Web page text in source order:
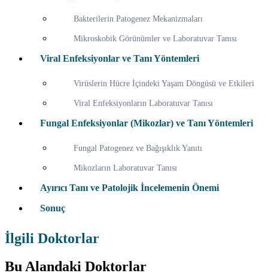
Bakterilerin Patogenez Mekanizmaları
Mikroskobik Görünümler ve Laboratuvar Tanısı
Viral Enfeksiyonlar ve Tanı Yöntemleri
Virüslerin Hücre İçindeki Yaşam Döngüsü ve Etkileri
Viral Enfeksiyonların Laboratuvar Tanısı
Fungal Enfeksiyonlar (Mikozlar) ve Tanı Yöntemleri
Fungal Patogenez ve Bağışıklık Yanıtı
Mikozların Laboratuvar Tanısı
Ayırıcı Tanı ve Patolojik İncelemenin Önemi
Sonuç
İlgili Doktorlar
Bu Alandaki Doktorlar